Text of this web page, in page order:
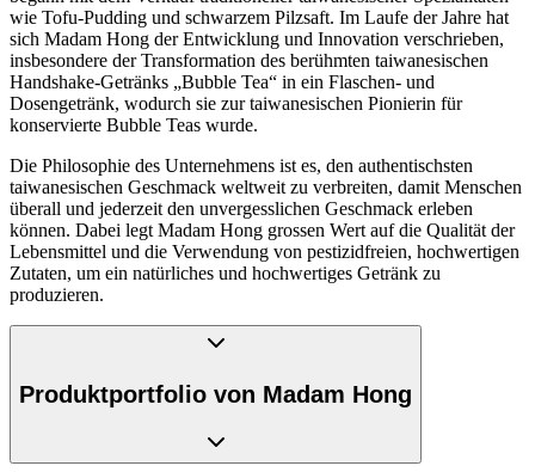
wie Tofu-Pudding und schwarzem Pilzsaft. Im Laufe der Jahre hat
sich Madam Hong der Entwicklung und Innovation verschrieben,
insbesondere der Transformation des berühmten taiwanesischen
Handshake-Getränks „Bubble Tea“ in ein Flaschen- und
Dosengetränk, wodurch sie zur taiwanesischen Pionierin für
konservierte Bubble Teas wurde.
Die Philosophie des Unternehmens ist es, den authentischsten
taiwanesischen Geschmack weltweit zu verbreiten, damit Menschen
überall und jederzeit den unvergesslichen Geschmack erleben
können. Dabei legt Madam Hong grossen Wert auf die Qualität der
Lebensmittel und die Verwendung von pestizidfreien, hochwertigen
Zutaten, um ein natürliches und hochwertiges Getränk zu
produzieren.
Produktportfolio von Madam Hong